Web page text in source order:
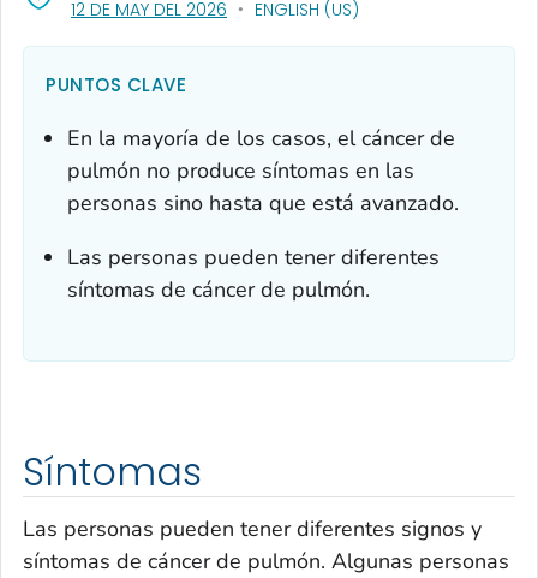
12 DE MAY DEL 2026 , VISIT LINK FOR DETAILS.
ENGLISH (US)
PUNTOS CLAVE
En la mayoría de los casos, el cáncer de
pulmón no produce síntomas en las
personas sino hasta que está avanzado.
Las personas pueden tener diferentes
síntomas de cáncer de pulmón.
Síntomas
Las personas pueden tener diferentes signos y
síntomas de cáncer de pulmón. Algunas personas